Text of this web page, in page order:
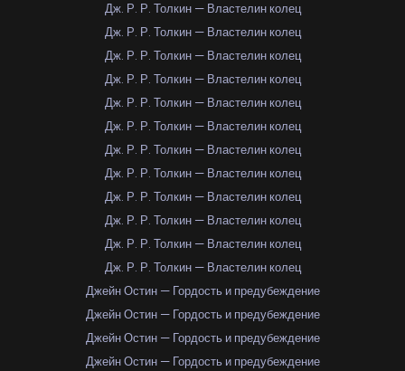
Дж. Р. Р. Толкин — Властелин колец
Дж. Р. Р. Толкин — Властелин колец
Дж. Р. Р. Толкин — Властелин колец
Дж. Р. Р. Толкин — Властелин колец
Дж. Р. Р. Толкин — Властелин колец
Дж. Р. Р. Толкин — Властелин колец
Дж. Р. Р. Толкин — Властелин колец
Дж. Р. Р. Толкин — Властелин колец
Дж. Р. Р. Толкин — Властелин колец
Дж. Р. Р. Толкин — Властелин колец
Дж. Р. Р. Толкин — Властелин колец
Дж. Р. Р. Толкин — Властелин колец
Джейн Остин — Гордость и предубеждение
Джейн Остин — Гордость и предубеждение
Джейн Остин — Гордость и предубеждение
Джейн Остин — Гордость и предубеждение